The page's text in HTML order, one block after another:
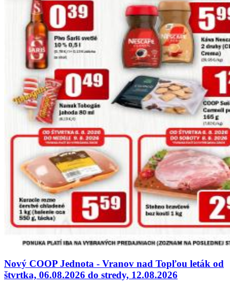
Nový COOP Jednota - Vranov nad Topľou leták od
štvrtka, 06.08.2026 do stredy, 12.08.2026